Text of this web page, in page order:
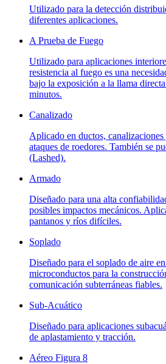
Utilizado para la detección
diferentes aplicaciones.
A Prueba de Fuego
Utilizado para aplicaciones
resistencia al fuego es una
bajo la exposición a la llama
minutos.
Canalizado
Aplicado en ductos,
ataques de roedores. También se
(Lashed).
Armado
Diseñado para una alta
posibles impactos mecánicos.
pantanos y ríos difíciles.
Soplado
Diseñado para el soplado de aire
microconductos para la
comunicación subterráneas fiables.
Sub-Acuático
Diseñado para aplicaciones
de aplastamiento y tracción.
Aéreo Figura 8